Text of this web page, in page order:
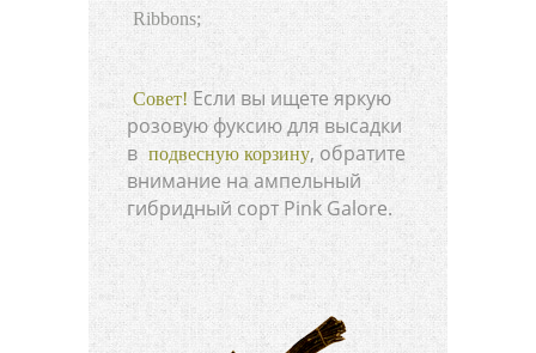
Ribbons;
Совет! Если вы ищете яркую
розовую фуксию для высадки
в подвесную корзину, обратите
внимание на ампельный
гибридный сорт Pink Galore.